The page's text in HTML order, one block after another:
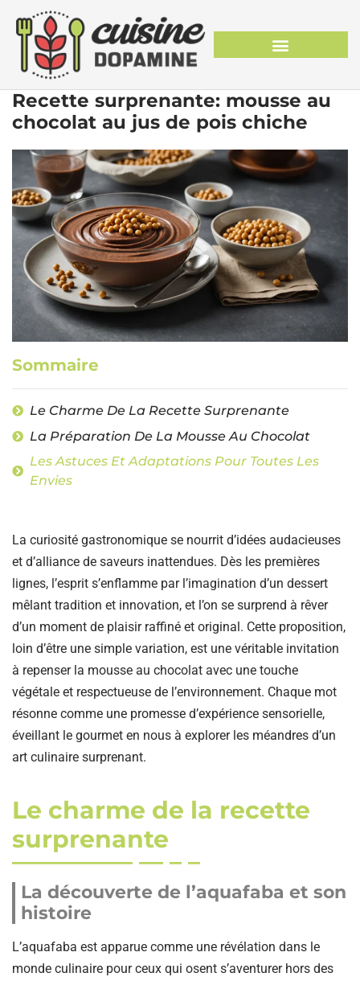
Recette surprenante: mousse au
chocolat au jus de pois chiche
Sommaire
Le Charme De La Recette Surprenante
La Préparation De La Mousse Au Chocolat
Les Astuces Et Adaptations Pour Toutes Les
Envies
La curiosité gastronomique se nourrit d’idées audacieuses
et d’alliance de saveurs inattendues. Dès les premières
lignes, l’esprit s’enflamme par l’imagination d’un dessert
mêlant tradition et innovation, et l’on se surprend à rêver
d’un moment de plaisir raffiné et original. Cette proposition,
loin d’être une simple variation, est une véritable invitation
à repenser la mousse au chocolat avec une touche
végétale et respectueuse de l’environnement. Chaque mot
résonne comme une promesse d’expérience sensorielle,
éveillant le gourmet en nous à explorer les méandres d’un
art culinaire surprenant.
Le charme de la recette
surprenante
La découverte de l’aquafaba et son
histoire
L’aquafaba est apparue comme une révélation dans le
monde culinaire pour ceux qui osent s’aventurer hors des